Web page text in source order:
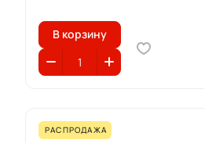
В корзину
РАСПРОДАЖА